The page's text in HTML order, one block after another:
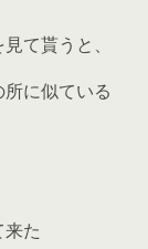
て貰うと、
所に似ている
た